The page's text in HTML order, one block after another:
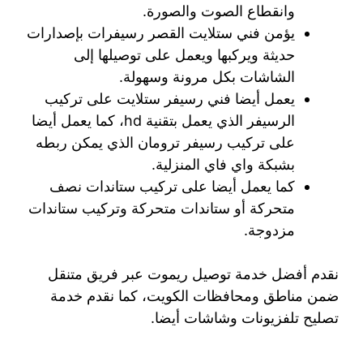
وانقطاع الصوت والصورة.
يؤمن فني ستلايت القصر رسيفرات بإصدارات
حديثة ويركبها ويعمل على توصيلها إلى
الشاشات بكل مرونة وسهولة.
يعمل أيضا فني رسيفر ستلايت على تركيب
الرسيفر الذي يعمل بتقنية hd، كما يعمل أيضا
على تركيب رسيفر ترومان الذي يمكن ربطه
بشبكة واي فاي المنزلية.
كما يعمل أيضا على تركيب ستاندات نصف
متحركة أو ستاندات متحركة وتركيب ستاندات
مزدوجة.
نقدم أفضل خدمة توصيل ريموت عبر فريق متنقل
ضمن مناطق ومحافظات الكويت، كما نقدم خدمة
تصليح تلفزيونات وشاشات أيضا.